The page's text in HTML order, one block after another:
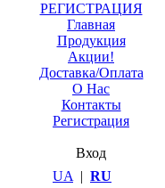
РЕГИСТРАЦИЯ
Главная
Продукция
Акции!
Доставка/Оплата
О Нас
Контакты
Регистрация
Вход
UA | RU